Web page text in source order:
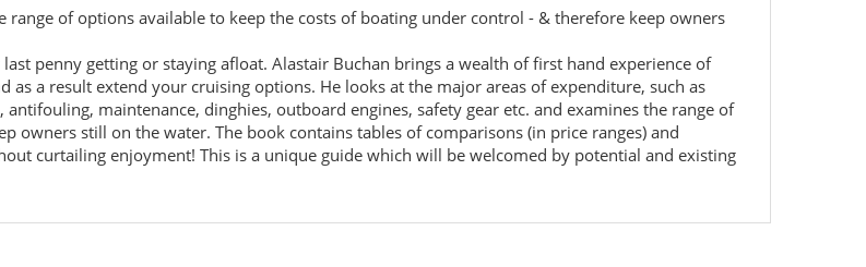
of options available to keep the costs of boating under control - & therefore keep owners
penny getting or staying afloat. Alastair Buchan brings a wealth of first hand experience of
as a result extend your cruising options. He looks at the major areas of expenditure, such as
maintenance, dinghies, outboard engines, safety gear etc. and examines the range of
owners still on the water. The book contains tables of comparisons (in price ranges) and
curtailing enjoyment! This is a unique guide which will be welcomed by potential and existing